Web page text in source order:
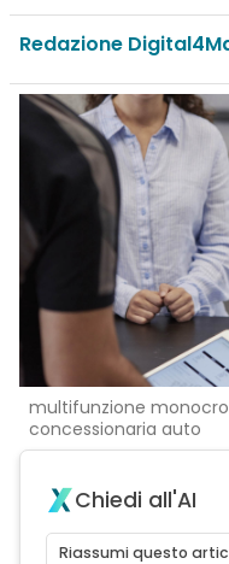
Redazione
multifunzione
concessionaria auto
Chiedi all'AI
Riassumi questo